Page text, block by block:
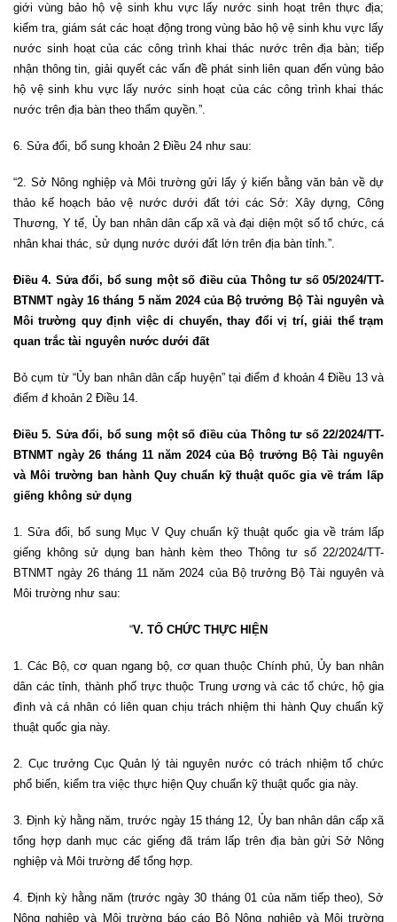
giới vùng bảo hộ vệ sinh khu vực lấy nước sinh hoạt trên thực địa;
kiểm tra, giám sát các hoạt động trong vùng bảo hộ vệ sinh khu vực lấy
nước sinh hoạt của các công trình khai thác nước trên địa bàn; tiếp
nhận thông tin, giải quyết các vấn đề phát sinh liên quan đến vùng bảo
hộ vệ sinh khu vực lấy nước sinh hoạt của các công trình khai thác
nước trên địa bàn theo thẩm quyền.”.
6. Sửa đổi, bổ sung khoản 2 Điều 24 như sau:
“2. Sở Nông nghiệp và Môi trường gửi lấy ý kiến bằng văn bản về dự
thảo kế hoạch bảo vệ nước dưới đất tới các Sở: Xây dựng, Công
Thương, Y tế, Ủy ban nhân dân cấp xã và đại diện một số tổ chức, cá
nhân khai thác, sử dụng nước dưới đất lớn trên địa bàn tỉnh.”.
Điều 4. Sửa đổi, bổ sung một số điều của Thông tư số 05/2024/TT-
BTNMT ngày 16 tháng 5 năm 2024 của Bộ trưởng Bộ Tài nguyên và
Môi trường quy định việc di chuyển, thay đổi vị trí, giải thể trạm
quan trắc tài nguyên nước dưới đất
Bỏ cụm từ “Ủy ban nhân dân cấp huyện” tại điểm đ khoản 4 Điều 13 và
điểm đ khoản 2 Điều 14.
Điều 5. Sửa đổi, bổ sung một số điều của Thông tư số 22/2024/TT-
BTNMT ngày 26 tháng 11 năm 2024 của Bộ trưởng Bộ Tài nguyên
và Môi trường ban hành Quy chuẩn kỹ thuật quốc gia về trám lấp
giếng không sử dụng
1. Sửa đổi, bổ sung Mục V Quy chuẩn kỹ thuật quốc gia về trám lấp
giếng không sử dụng ban hành kèm theo Thông tư số 22/2024/TT-
BTNMT ngày 26 tháng 11 năm 2024 của Bộ trưởng Bộ Tài nguyên và
Môi trường như sau:
“V. TỔ CHỨC THỰC HIỆN
1. Các Bộ, cơ quan ngang bộ, cơ quan thuộc Chính phủ, Ủy ban nhân
dân các tỉnh, thành phố trực thuộc Trung ương và các tổ chức, hộ gia
đình và cá nhân có liên quan chịu trách nhiệm thi hành Quy chuẩn kỹ
thuật quốc gia này.
2. Cục trưởng Cục Quản lý tài nguyên nước có trách nhiệm tổ chức
phổ biến, kiểm tra việc thực hiện Quy chuẩn kỹ thuật quốc gia này.
3. Định kỳ hằng năm, trước ngày 15 tháng 12, Ủy ban nhân dân cấp xã
tổng hợp danh mục các giếng đã trám lấp trên địa bàn gửi Sở Nông
nghiệp và Môi trường để tổng hợp.
4. Định kỳ hằng năm (trước ngày 30 tháng 01 của năm tiếp theo), Sở
Nông nghiệp và Môi trường báo cáo Bộ Nông nghiệp và Môi trường